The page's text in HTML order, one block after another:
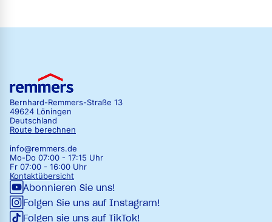
Bernhard-Remmers-Straße 13
49624 Löningen
Deutschland
Route berechnen
info@remmers.de
Mo-Do 07:00 - 17:15 Uhr
Fr 07:00 - 16:00 Uhr
Kontaktübersicht
Abonnieren Sie uns!
Folgen Sie uns auf Instagram!
Folgen sie uns auf TikTok!